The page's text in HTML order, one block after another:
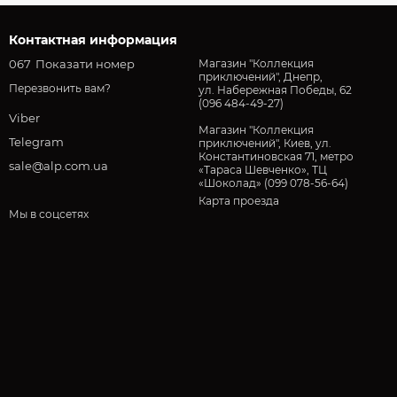
Контактная информация
067 Показати номер
Перезвонить вам?
Viber
Telegram
sale@alp.com.ua
Магазин "Коллекция
приключений", Днепр,
ул. Набережная Победы, 62
(096 484-49-27)
Магазин "Коллекция
приключений", Киев, ул.
Константиновская 71, метро
«Тараса Шевченко», ТЦ
«Шоколад» (099 078-56-64)
Карта проезда
Мы в соцсетях